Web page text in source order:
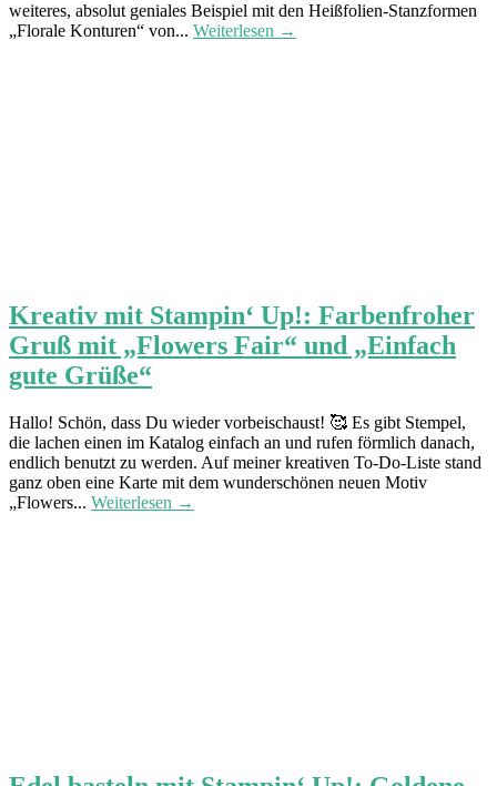
weiteres, absolut geniales Beispiel mit den Heißfolien-Stanzformen
„Florale Konturen“ von... Weiterlesen →
Kreativ mit Stampin‘ Up!: Farbenfroher
Gruß mit „Flowers Fair“ und „Einfach
gute Grüße“
Hallo! Schön, dass Du wieder vorbeischaust! 🥰 Es gibt Stempel,
die lachen einen im Katalog einfach an und rufen förmlich danach,
endlich benutzt zu werden. Auf meiner kreativen To-Do-Liste stand
ganz oben eine Karte mit dem wunderschönen neuen Motiv
„Flowers... Weiterlesen →